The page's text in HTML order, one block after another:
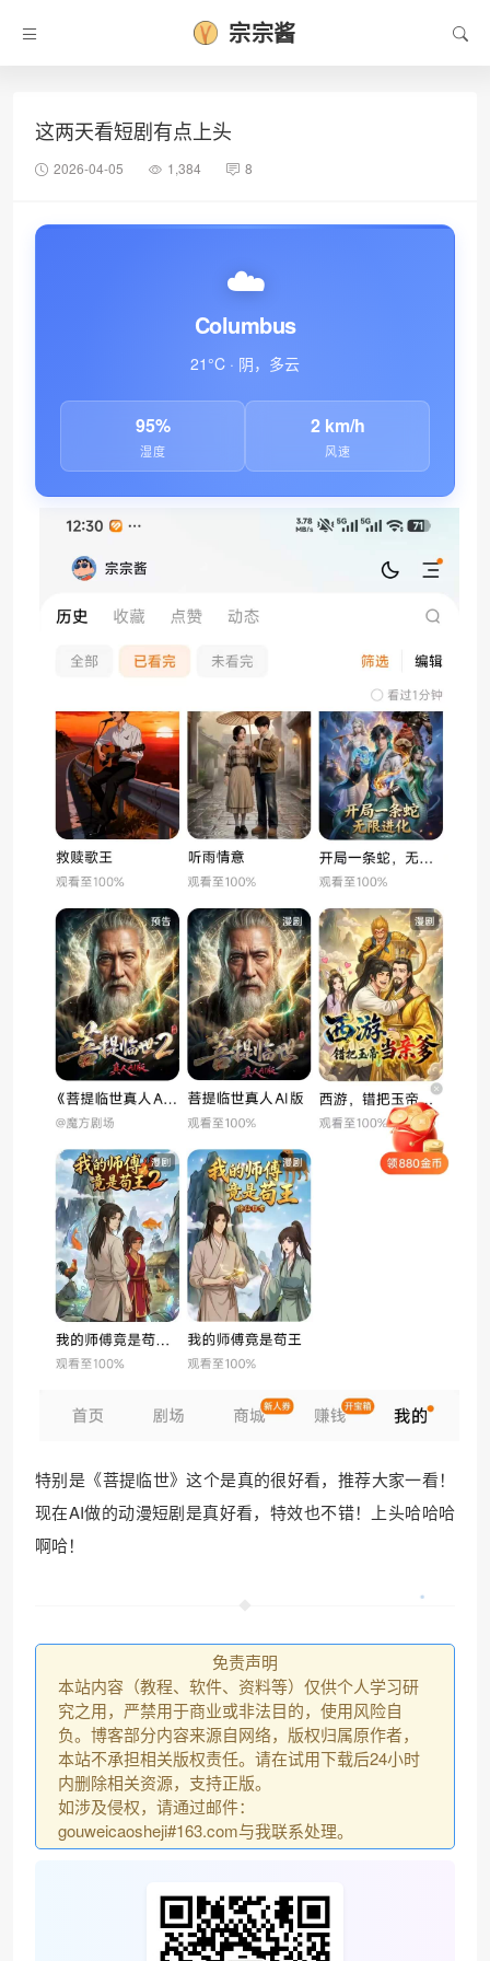
宗宗酱
这两天看短剧有点上头
2026-04-05 1,384 8
☁️
Columbus
21°C · 阴，多云
95%
湿度
2 km/h
风速
特别是《菩提临世》这个是真的很好看，推荐大家一看！
现在AI做的动漫短剧是真好看，特效也不错！上头哈哈哈
啊哈！
免责声明
本站内容（教程、软件、资料等）仅供个人学习研
究之用，严禁用于商业或非法目的，使用风险自
负。博客部分内容来源自网络，版权归属原作者，
本站不承担相关版权责任。请在试用下载后24小时
内删除相关资源，支持正版。
如涉及侵权，请通过邮件：
gouweicaosheji#163.com与我联系处理。